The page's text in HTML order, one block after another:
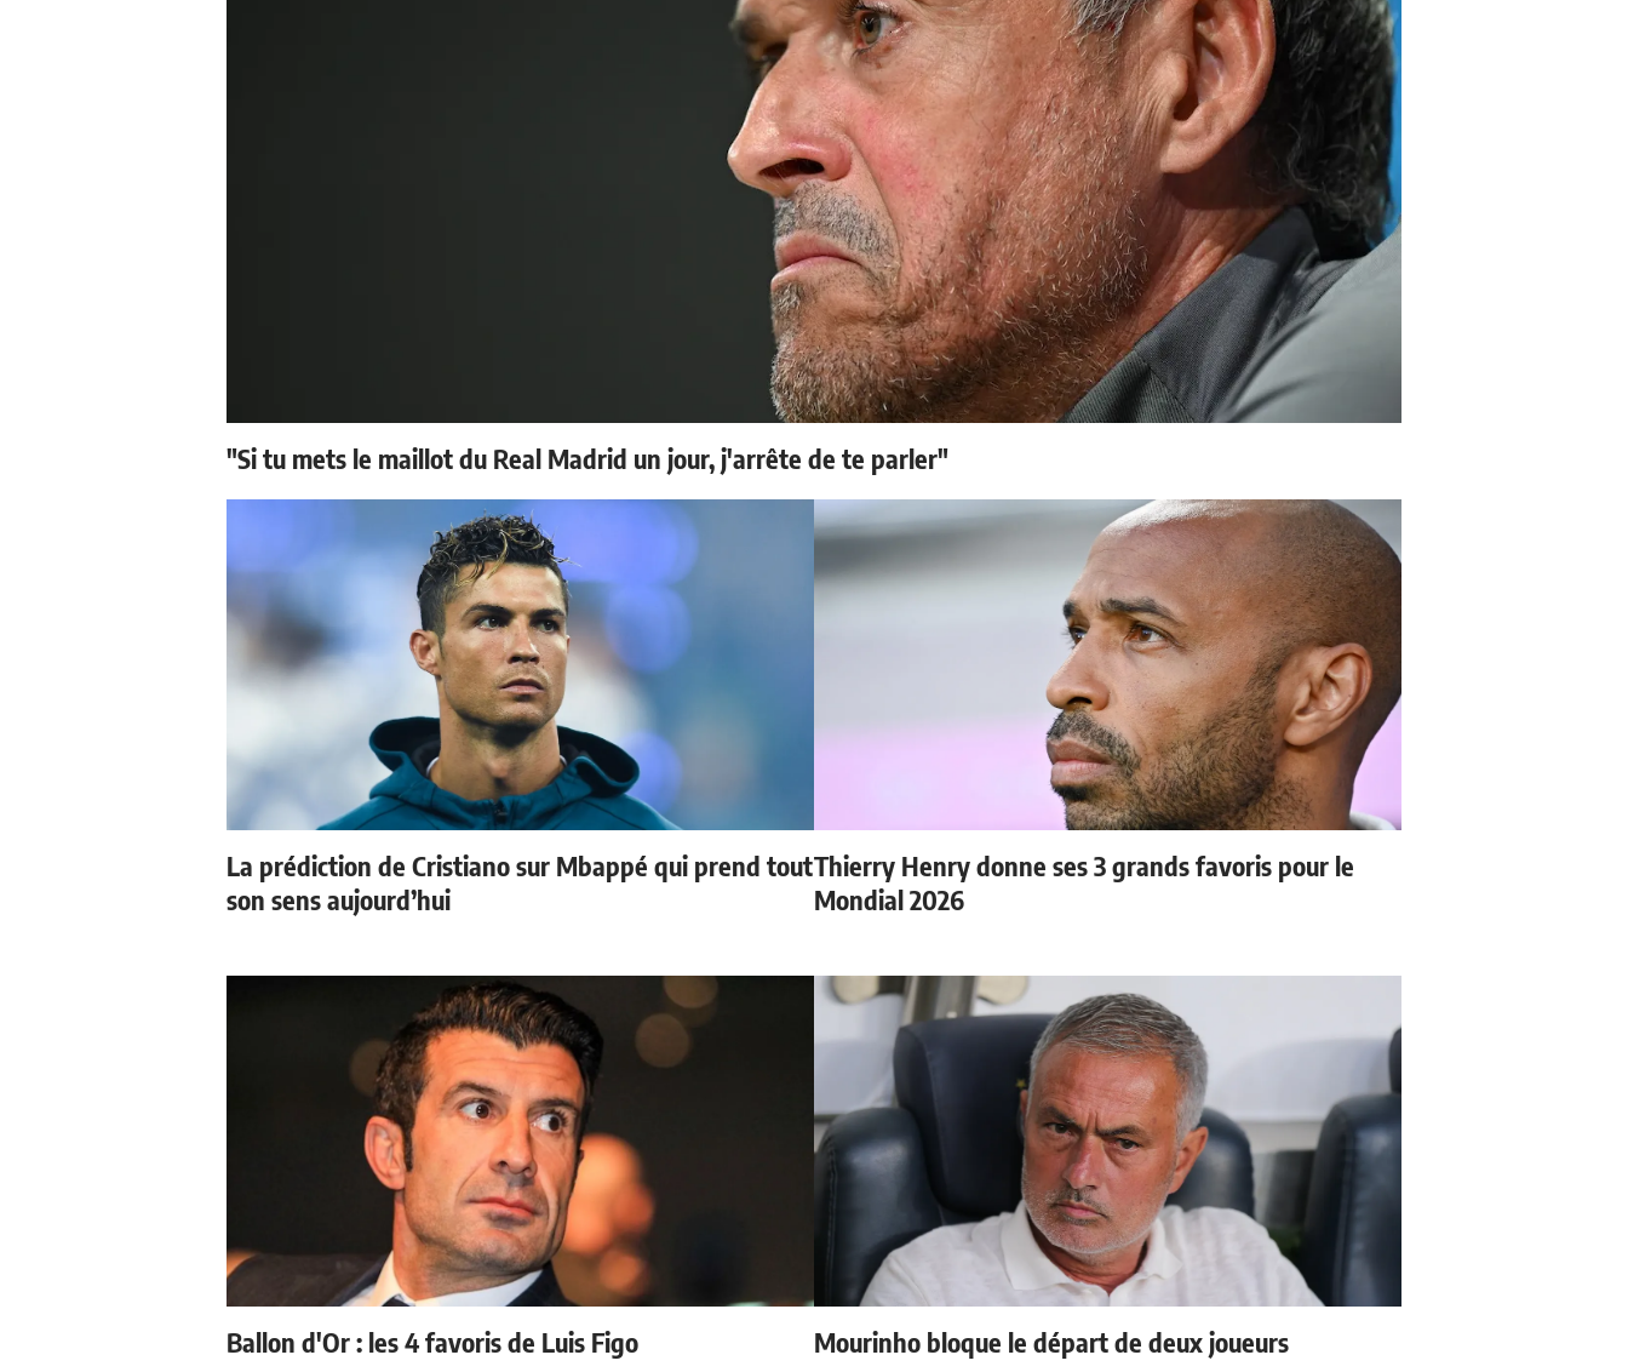
"Si tu mets le maillot du Real Madrid un jour, j'arrête de te parler"
La prédiction de Cristiano sur Mbappé qui prend tout
son sens aujourd’hui
Thierry Henry donne ses 3 grands favoris pour le
Mondial 2026
Ballon d'Or : les 4 favoris de Luis Figo Mourinho bloque le départ de deux joueurs